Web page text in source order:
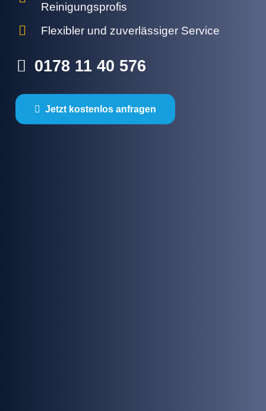
Reinigungsprofis
Flexibler und zuverlässiger Service
0178 11 40 576
Jetzt kostenlos anfragen